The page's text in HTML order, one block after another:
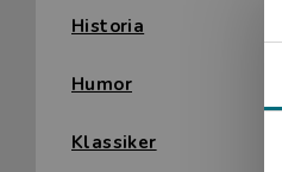
Historia
Humor
Klassiker